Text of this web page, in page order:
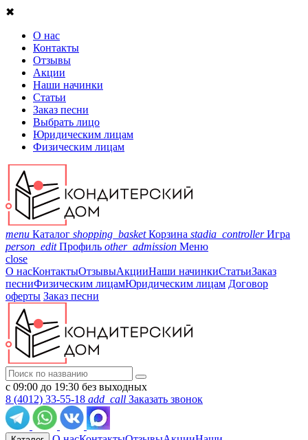
✖
О нас
Контакты
Отзывы
Акции
Наши начинки
Статьи
Заказ песни
Выбрать лицо
Юридическим лицам
Физическим лицам
menu Каталог shopping_basket Корзина stadia_controller Игра
person_edit Профиль other_admission Меню
close
О насКонтактыОтзывыАкцииНаши начинкиСтатьиЗаказ
песниФизическим лицамЮридическим лицам Договор
оферты Заказ песни
с 09:00 до 19:30 без выходных
8 (4012) 33-55-18 add_call Заказать звонок